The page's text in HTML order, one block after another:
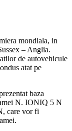
mondiala, in
– Anglia.
de autovehicule
atat pe
baza
N. IONIQ 5 N
care vor fi